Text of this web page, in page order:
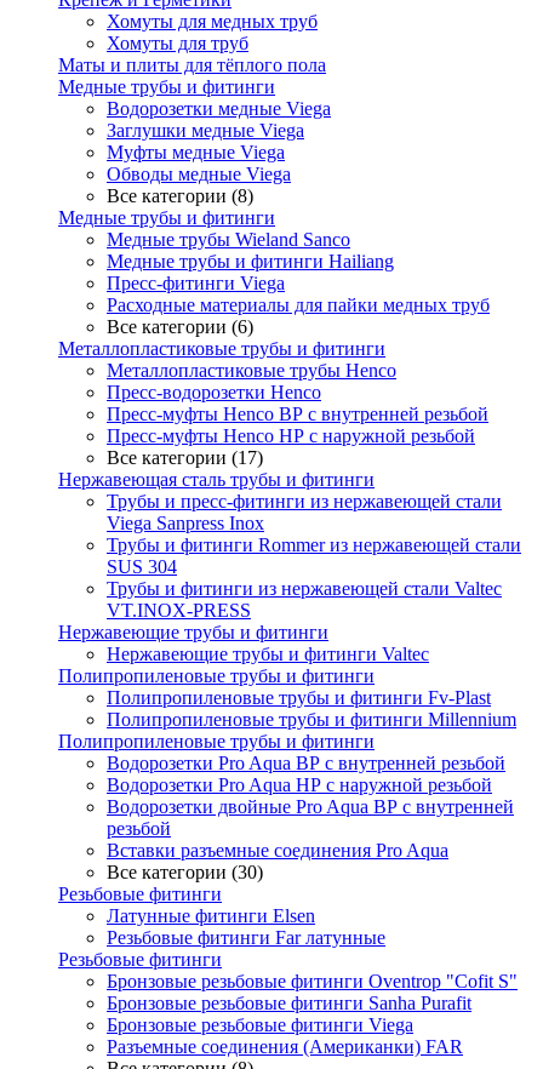
Хомуты для медных труб
Хомуты для труб
Маты и плиты для тёплого пола
Медные трубы и фитинги
Водорозетки медные Viega
Заглушки медные Viega
Муфты медные Viega
Обводы медные Viega
Все категории (8)
Медные трубы и фитинги
Медные трубы Wieland Sanco
Медные трубы и фитинги Hailiang
Пресс-фитинги Viega
Расходные материалы для пайки медных труб
Все категории (6)
Металлопластиковые трубы и фитинги
Металлопластиковые трубы Henco
Пресс-водорозетки Henco
Пресс-муфты Henco ВР с внутренней резьбой
Пресс-муфты Henco НР с наружной резьбой
Все категории (17)
Нержавеющая сталь трубы и фитинги
Трубы и пресс-фитинги из нержавеющей стали
Viega Sanpress Inox
Трубы и фитинги Rommer из нержавеющей стали
SUS 304
Трубы и фитинги из нержавеющей стали Valtec
VT.INOX-PRESS
Нержавеющие трубы и фитинги
Нержавеющие трубы и фитинги Valtec
Полипропиленовые трубы и фитинги
Полипропиленовые трубы и фитинги Fv-Plast
Полипропиленовые трубы и фитинги Millennium
Полипропиленовые трубы и фитинги
Водорозетки Pro Aqua ВР с внутренней резьбой
Водорозетки Pro Aqua НР с наружной резьбой
Водорозетки двойные Pro Aqua ВР с внутренней
резьбой
Вставки разъемные соединения Pro Aqua
Все категории (30)
Резьбовые фитинги
Латунные фитинги Elsen
Резьбовые фитинги Far латунные
Резьбовые фитинги
Бронзовые резьбовые фитинги Oventrop "Cofit S"
Бронзовые резьбовые фитинги Sanha Purafit
Бронзовые резьбовые фитинги Viega
Разъемные соединения (Американки) FAR